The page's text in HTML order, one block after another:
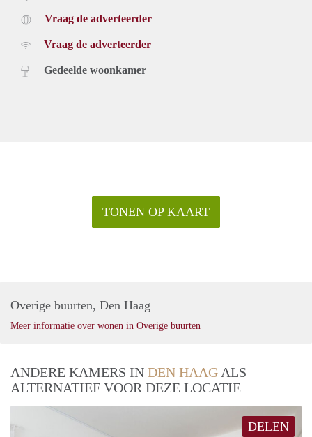
Vraag de adverteerder
Vraag de adverteerder
Gedeelde woonkamer
TONEN OP KAART
Overige buurten, Den Haag
Meer informatie over wonen in Overige buurten
ANDERE KAMERS IN DEN HAAG ALS
ALTERNATIEF VOOR DEZE LOCATIE
DELEN